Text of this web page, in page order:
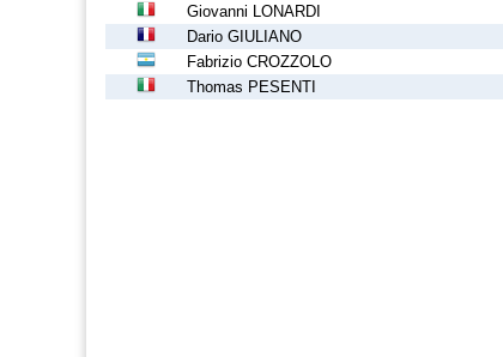
Giovanni LONARDI
Dario GIULIANO
Fabrizio CROZZOLO
Thomas PESENTI